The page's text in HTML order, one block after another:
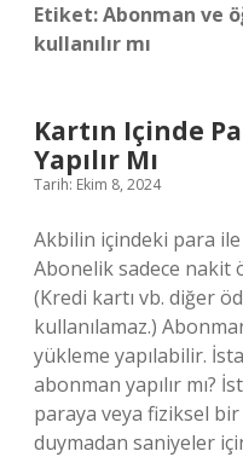
Etiket:Abonman ve
kullanılır mı
Kartın Içinde
Yapılır Mı
Tarih: Ekim 8, 2024
Akbilin içindeki para ile
Abonelik sadece nakit
(Kredi kartı vb. diğer
kullanılamaz.)
yükleme yapılabilir.
abonman yapılır mı?
paraya veya fiziksel
duymadan saniyeler